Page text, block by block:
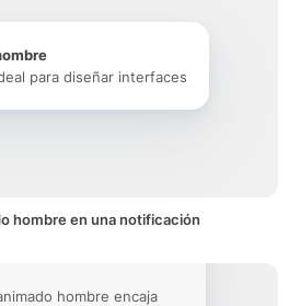
para diseñar interfaces
hombre en una notificación
hombre encaja